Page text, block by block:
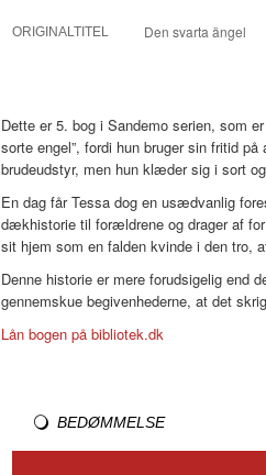
ORIGINALTITEL Den svarta ängel
Dette er 5. bog i Sandemo serien, som
sorte engel”, fordi hun bruger sin fritid
brudeudstyr, men hun klæder sig i sort
En dag får Tessa dog en usædvanlig
dækhistorie til forældrene og drager af
sit hjem som en falden kvinde i den tro,
Denne historie er mere forudsigelig
gennemskue begivenhederne, at det
Lån bogen på bibliotek.dk
BEDØMMELSE